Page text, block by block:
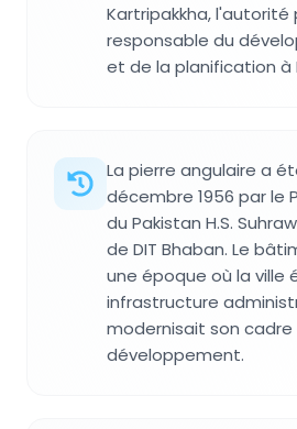
Kartripakkha, l'autorité
responsable du
et de la planification à
La pierre angulaire a
décembre 1956 par le
du Pakistan H.S.
de DIT Bhaban. Le
une époque où la ville
infrastructure
modernisait son cadre
développement.